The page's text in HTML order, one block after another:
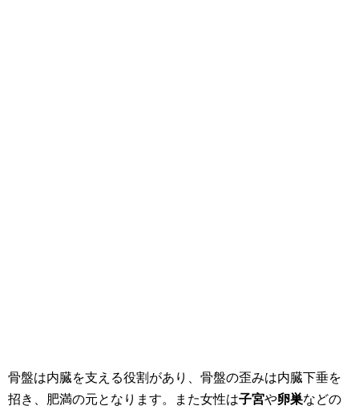
骨盤は内臓を支える役割があり、骨盤の歪みは内臓下垂を
招き、肥満の元となります。また女性は子宮や卵巣などの